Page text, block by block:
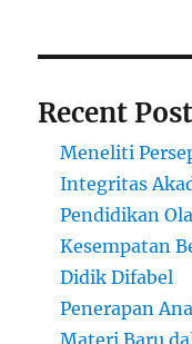
Recent
Meneliti
Integritas
Pendidikan
Kesempatan
Didik Difabel
Penerapan